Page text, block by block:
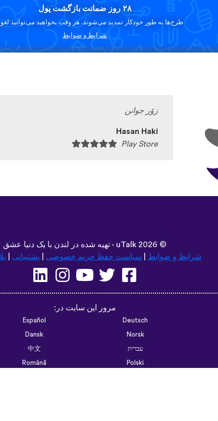
۲۸ روز ضمانت بازگشت پول
طرح‌ها به طور خودکار تمدید می‌شوند. هر وقت بخواهید می‌توانید لغو
شرایط و ضوابط
زۆر جوانن
Hasan Haki
Play Store
©
uTalk 2026 - تهیه شده در لندن با یک دنیا عشق
شرایط و ضوابط
سیاست حفظ حریم خصوصی پشتیبانی
مرور این سایت در:
Deutsch
Español
Norsk
Dansk
עברית 中文
Polski
Română